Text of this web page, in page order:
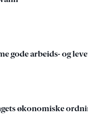
gode arbeids- og
økonomiske